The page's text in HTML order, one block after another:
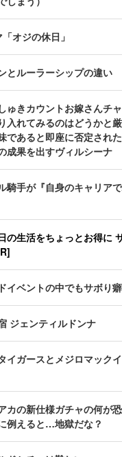
オジの休日」
とルーラーシップの違い
ゅきカウントお嫁さんチ
入れてみるのはどうかと
であると即座に否定され
成果を出すヴィルシーナ
騎手が『自身のキャリア
の生活をちょっとお得に
イベントの中でもサボり
ジェンティルドンナ
イガースとメジロマック
カの新仕様ガチャの何が
例えると…地獄だな？